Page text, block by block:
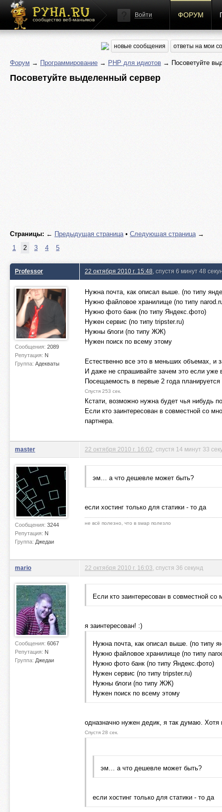
сообщество веб-маньяков
Войти ФОРУМ
новые сообщения ответы на мои
Форум → Программирование → PHP для идиотов → Посоветуйте
Посоветуйте выделенный сервер
Страницы: ← Предыдущая страница• Следующая страница→
1
2 3 4 5
Professor
Сообщения: 2089
Репутация: N
Группа: Адекваты
22 октября 2010 г. 15:48 , спустя 6 минут 48
Нужна почта, как описал выше. (по типу
Нужно файловое хранилище (по типу
Нужно фото банк (по типу Яндекс.фото)
Нужен сервис (по типу tripster.ru)
Нужны блоги (по типу ЖЖ)
Нужен поиск по всему этому
Естественно все это в меньших объемах, и
И даже не спрашивайте зачем это если уже
Посещаемость в первые 2 года
Спустя 253 сек.
Кстати, возможно нужна будет чья нибудь
Если кто заинтересован в совместной со
партнера.
master
Сообщения: 3244
Репутация: N
Группа: Джедаи
22 октября 2010 г. 16:02 , спустя 14 минут 33
эм… а что дешевле может быть?
если хостинг только для статики - то да
не всё полезно, что в swap полезло
mario
Сообщения: 6067
Репутация: N
Группа: Джедаи
22 октября 2010 г. 16:03 , спустя 36 секунд
Если кто заинтересован в совместной
я заинтересован! :)
Нужна почта, как описал выше. (по типу
Нужно файловое хранилище (по типу
Нужно фото банк (по типу Яндекс.фото)
Нужен сервис (по типу tripster.ru)
Нужны блоги (по типу ЖЖ)
Нужен поиск по всему этому
одназначно нужен дедик, я так думаю. Хотя
Спустя 28 сек.
эм… а что дешевле может быть?
если хостинг только для статики - то да